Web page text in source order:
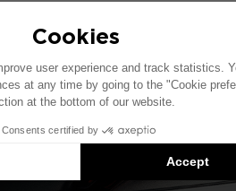
equipado con un
los elementos presentados
compatibles: cada